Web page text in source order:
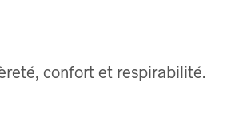
confort et respirabilité.